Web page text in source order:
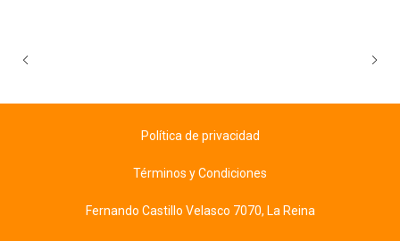
Política de privacidad
Términos y Condiciones
Fernando Castillo Velasco 7070, La Reina